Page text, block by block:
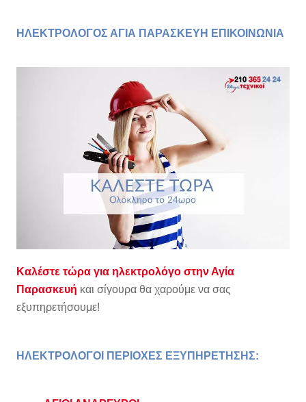
ΗΛΕΚΤΡΟΛΟΓΟΣ ΑΓΙΑ ΠΑΡΑΣΚΕΥΗ ΕΠΙΚΟΙΝΩΝΙΑ
Καλέστε τώρα για ηλεκτρολόγο στην Αγία
Παρασκευή και σίγουρα θα χαρούμε να σας
εξυπηρετήσουμε!
ΗΛΕΚΤΡΟΛΟΓΟΙ ΠΕΡΙΟΧΕΣ ΕΞΥΠΗΡΕΤΗΣΗΣ: